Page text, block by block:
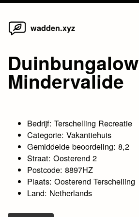
Skip
wadden.xyz
Duinbungalow
Mindervalide
Bedrijf: Terschelling Recreatie
Categorie: Vakantiehuis
Gemiddelde beoordeling: 8,2
Straat: Oosterend 2
Postcode: 8897HZ
Plaats: Oosterend Terschelling
Land: Netherlands